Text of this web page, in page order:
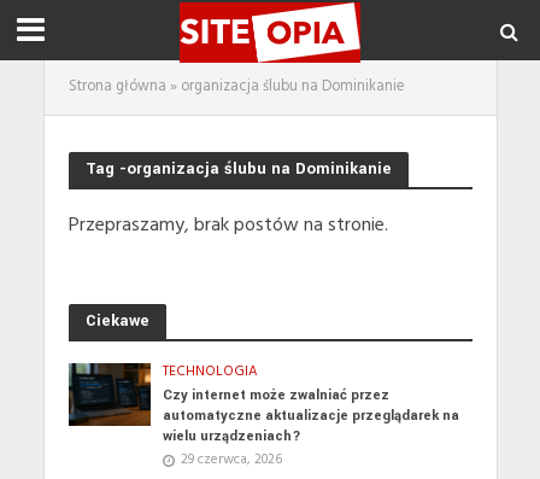
Strona główna » organizacja ślubu na Dominikanie
Tag -organizacja ślubu na Dominikanie
Przepraszamy, brak postów na stronie.
Ciekawe
TECHNOLOGIA
Czy internet może zwalniać przez
automatyczne aktualizacje przeglądarek na
wielu urządzeniach?
29 czerwca, 2026